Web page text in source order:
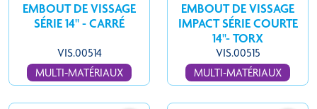
EMBOUT DE VISSAGE
SÉRIE 14'' - CARRÉ
VIS.00514
MULTI-MATÉRIAUX
EMBOUT DE VISSAGE
IMPACT SÉRIE COURTE
14''- TORX
VIS.00515
MULTI-MATÉRIAUX